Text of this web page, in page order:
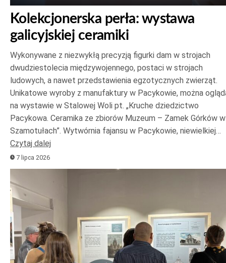
Kolekcjonerska perła: wystawa
galicyjskiej ceramiki
Wykonywane z niezwykłą precyzją figurki dam w strojach
dwudziestolecia międzywojennego, postaci w strojach
ludowych, a nawet przedstawienia egzotycznych zwierząt.
Unikatowe wyroby z manufaktury w Pacykowie, można
na wystawie w Stalowej Woli pt. „Kruche dziedzictwo
Pacykowa. Ceramika ze zbiorów Muzeum – Zamek Górków w
Szamotułach”. Wytwórnia fajansu w Pacykowie, niewielkiej…
Czytaj dalej
7 lipca 2026
plików
dźwiękowych